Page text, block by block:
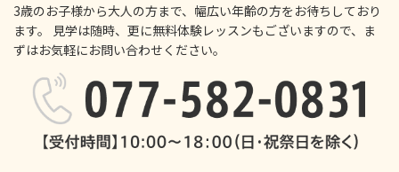
3歳のお子様から大人の方まで、幅広い年齢の方をお待ちしており
ます。
見学は随時、更に無料体験レッスンもございますので、ま
ずはお気軽にお問い合わせください。